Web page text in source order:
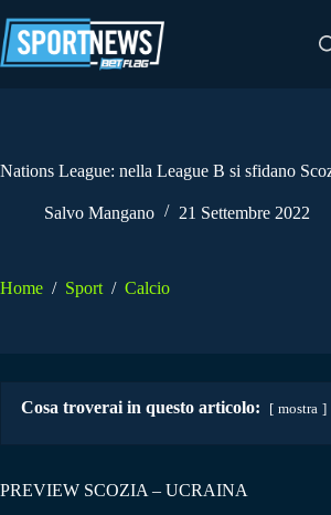
al
contenuto
Nations League: nella League B si sfidano
Salvo Mangano 21 Settembre 2022
Home / Sport / Calcio
Cosa troverai in questo articolo: mostra
PREVIEW SCOZIA – UCRAINA